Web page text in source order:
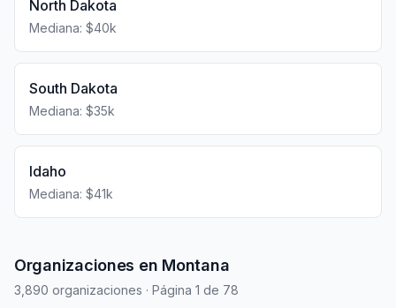
North Dakota
Mediana: $40k
South Dakota
Mediana: $35k
Idaho
Mediana: $41k
Organizaciones en Montana
3,890 organizaciones · Página 1 de 78